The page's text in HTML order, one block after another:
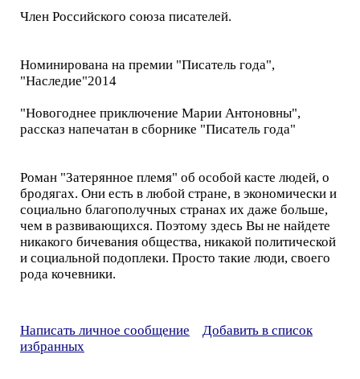
Член Российского союза писателей.
Номинирована на премии "Писатель года",
"Наследие"2014
"Новогоднее приключение Марии Антоновны",
рассказ напечатан в сборнике "Писатель года"
Роман "Затерянное племя" об особой касте людей, о
бродягах. Они есть в любой стране, в экономически и
социально благополучных странах их даже больше,
чем в развивающихся. Поэтому здесь Вы не найдете
никакого бичевания общества, никакой политической
и социальной подоплеки. Просто такие люди, своего
рода кочевники.
Написать личное сообщение
Добавить в список
избранных